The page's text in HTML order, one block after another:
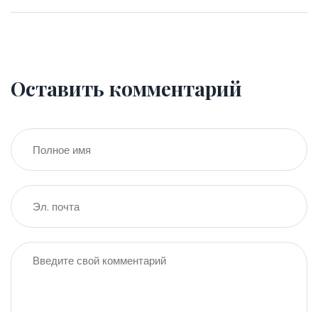
Оставить комментарий